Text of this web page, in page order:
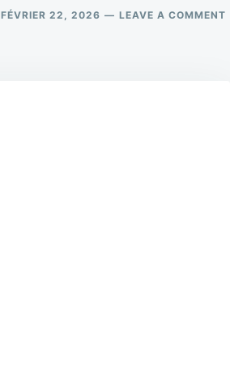
FÉVRIER 22, 2026 LEAVE A COMMENT